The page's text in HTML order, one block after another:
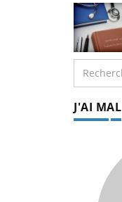
J'AI MAL